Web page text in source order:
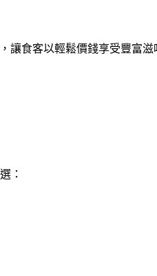
讓食客以輕鬆價錢享受豐富
：